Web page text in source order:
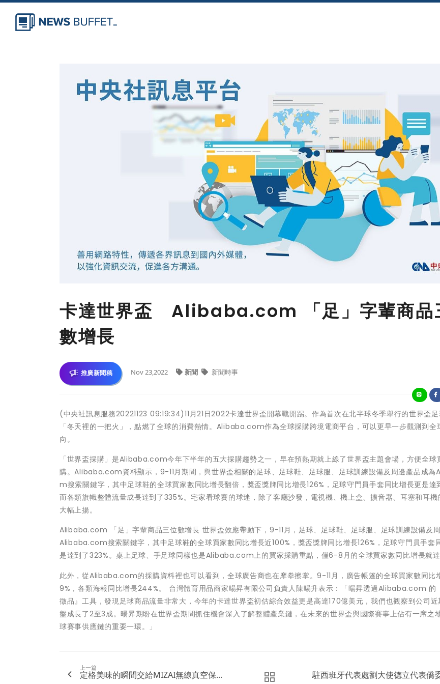
卡達世界盃 Alibaba.com 「足」字輩商品
數增長
推廣新聞稿 Nov 23,2022 新聞 新聞時事
(中央社訊息服務20221123 09:19:34)11月21日2022卡達世界盃開幕戰開踢。作為首次在北半球冬季舉行的世界盃
「冬天裡的一把火」，點燃了全球的消費熱情。Alibaba.com作為全球採購跨境電商平台，可以更早一步觀測到全
向。
「世界盃採購」是Alibaba.com今年下半年的五大採購趨勢之一，早在預熱期就上線了世界盃主題會場，方便全球
購。Alibaba.com資料顯示，9-11月期間，與世界盃相關的足球、足球鞋、足球服、足球訓練設備及周邊產品成
m搜索關鍵字，其中足球鞋的全球買家數同比增長翻倍，獎盃獎牌同比增長126%，足球守門員手套同比增長更是達
而各類旗幟整體流量成長達到了335%。宅家看球賽的球迷，除了客廳沙發，電視機、機上盒、擴音器、耳塞和耳機
大幅上揚。
Alibaba.com 「足」字輩商品三位數增長 世界盃效應帶動下，9-11月，足球、足球鞋、足球服、足球訓練設備及
Alibaba.com搜索關鍵字，其中足球鞋的全球買家數同比增長近100%，獎盃獎牌同比增長126%，足球守門員手套
是達到了323%。桌上足球、手足球同樣也是Alibaba.com上的買家採購重點，僅6-8月的全球買家數同比增長就
此外，從Alibaba.com的採購資料裡也可以看到，全球廣告商也在摩拳擦掌。9-11月，廣告帳篷的全球買家數同比
9%，各類海報同比增長244%。 台灣體育用品商家暘昇有限公司負責人陳暘升表示：「暘昇透過Alibaba.com 的
徵品』工具，發現足球商品流量非常大，今年的卡達世界盃初估綜合效益更是高達170億美元，我們也觀察到公司近
盤成長了2至3成。暘昇期盼在世界盃期間抓住機會深入了解整體產業鏈，在未來的世界盃與國際賽事上佔有一席之
球賽事供應鏈的重要一環。」
上一篇
定格美味的瞬間交給MIZAI無線真空保...
駐西班牙代表處劉大使德立代表僑